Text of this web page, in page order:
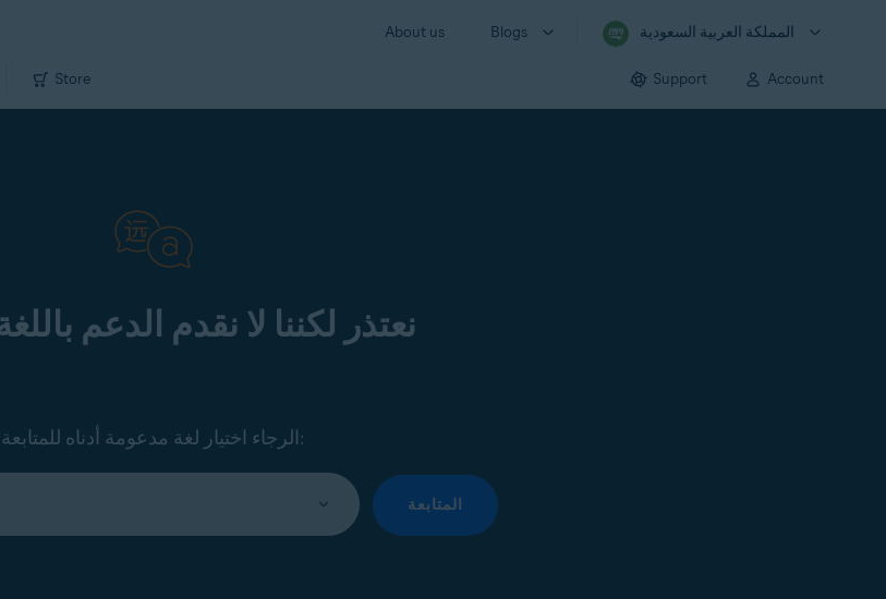
About us Blogs المملكة العربية السعودية
Store Support Account
نعتذر لكننا لا نقدم الدعم
الرجاء اختيار لغة مدعومة أدناه للمتابعة:
المتابعة